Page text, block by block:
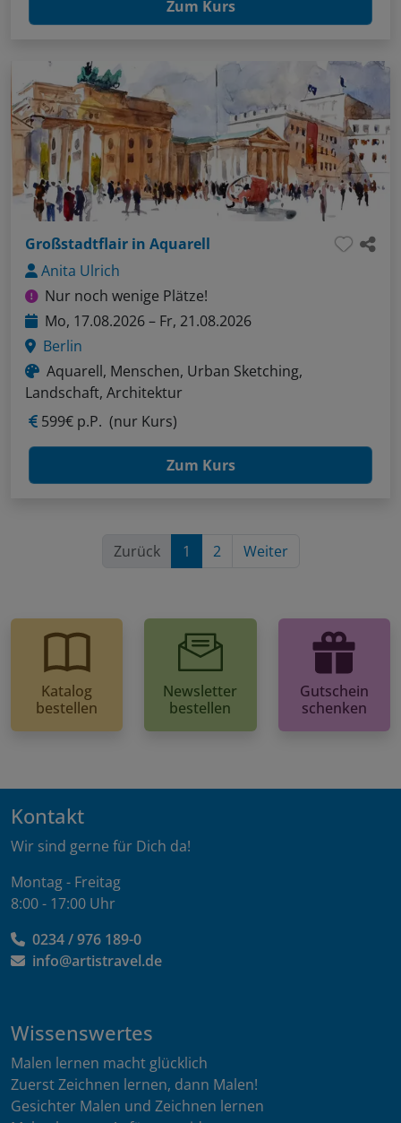
Zum Kurs
Großstadtflair in Aquarell
Anita Ulrich
Nur noch wenige Plätze!
Mo, 17.08.2026 – Fr, 21.08.2026
Berlin
Aquarell, Menschen, Urban Sketching,
Landschaft, Architektur
599€ p.P. (nur Kurs)
Zum Kurs
Zurück 1 2 Weiter
Katalog
bestellen
Newsletter
bestellen
Gutschein
schenken
Kontakt
Wir sind gerne für Dich da!
Montag - Freitag
8:00 - 17:00 Uhr
0234 / 976 189-0
info@artistravel.de
Wissenswertes
Malen lernen macht glücklich
Zuerst Zeichnen lernen, dann Malen!
Gesichter Malen und Zeichnen lernen